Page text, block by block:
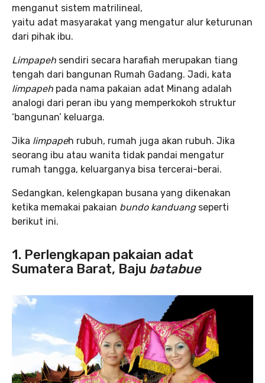
menganut sistem matrilineal,
yaitu adat masyarakat yang mengatur alur keturunan
dari pihak ibu.
Limpapeh sendiri secara harafiah merupakan tiang
tengah dari bangunan Rumah Gadang. Jadi, kata
limpapeh pada nama pakaian adat Minang adalah
analogi dari peran ibu yang memperkokoh struktur
‘bangunan’ keluarga.
Jika limpapeh rubuh, rumah juga akan rubuh. Jika
seorang ibu atau wanita tidak pandai mengatur
rumah tangga, keluarganya bisa tercerai-berai.
Sedangkan, kelengkapan busana yang dikenakan
ketika memakai pakaian bundo kanduangseperti
berikut ini.
1. Perlengkapan pakaian adat
Sumatera Barat, Baju batabue